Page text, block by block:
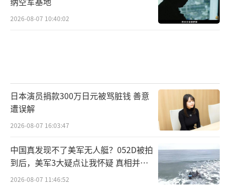
2026-08-07 10:40:02
日本演员捐款300万日元被骂脏钱 善意
遭误解
2026-08-07 16:03:47
中国真发现不了美军无人艇？052D被拍
到后，美军3大疑点让我怀疑 真相并非
如此
2026-08-07 11:46:52